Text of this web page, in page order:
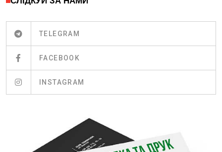
TELEGRAM
FACEBOOK
INSTAGRAM